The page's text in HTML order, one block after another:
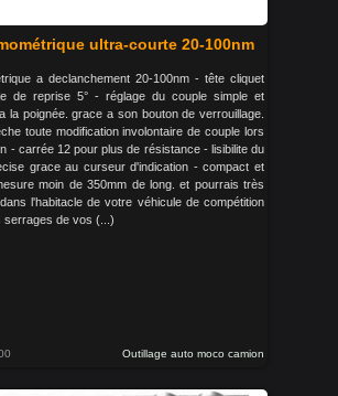
ultra-courte 20-100nm
a declanchement 20-100nm - tête cliquet
de reprise 5° - réglage du couple simple et
la poignée. grace a son bouton de verrouillage.
toute modification involontaire de couple lors
- carrée 12 pour plus de résistance - lisibilite du
grace au curseur d'indication - compact et
moin de 350mm de long. et pourrais très
l'habitacle de votre véhicule de compétition
serrages de vos (...)
Outillage auto moco camion